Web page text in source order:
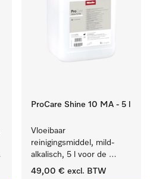
ProCare Shine 10 MA - 5 l
Vloeibaar
reinigingsmiddel, mild-
alkalisch, 5 l voor de
reiniging van lichte
49,00 € excl. BTW